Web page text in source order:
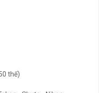
thế)